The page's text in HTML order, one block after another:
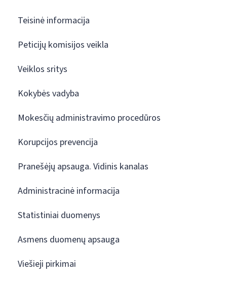
Teisinė informacija
Peticijų komisijos veikla
Veiklos sritys
Kokybės vadyba
Mokesčių administravimo procedūros
Korupcijos prevencija
Pranešėjų apsauga. Vidinis kanalas
Administracinė informacija
Statistiniai duomenys
Asmens duomenų apsauga
Viešieji pirkimai